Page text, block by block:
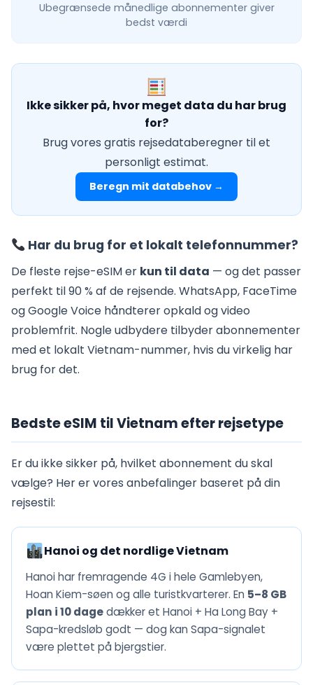
Ubegrænsede månedlige abonnementer giver
bedst værdi
Ikke sikker på, hvor meget data du har brug
for?
Brug vores gratis rejsedataberegner til et
personligt estimat.
Beregn mit databehov →
Har du brug for et lokalt telefonnummer?
De fleste rejse-eSIM er kun til data — og det passer
perfekt til 90 % af de rejsende. WhatsApp, FaceTime
og Google Voice håndterer opkald og video
problemfrit. Nogle udbydere tilbyder abonnementer
med et lokalt Vietnam-nummer, hvis du virkelig har
brug for det.
Bedste eSIM til Vietnam efter rejsetype
Er du ikke sikker på, hvilket abonnement du skal
vælge? Her er vores anbefalinger baseret på din
rejsestil:
Hanoi og det nordlige Vietnam
Hanoi har fremragende 4G i hele Gamlebyen,
Hoan Kiem-søen og alle turistkvarterer. En 5–8 GB
plan i 10 dagedækker et Hanoi + Ha Long Bay +
Sapa-kredsløb godt — dog kan Sapa-signalet
være plettet på bjergstier.